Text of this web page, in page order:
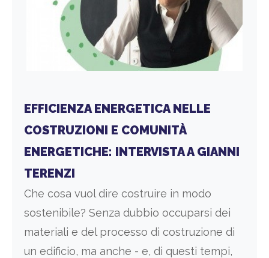
EFFICIENZA ENERGETICA NELLE
COSTRUZIONI E COMUNITÀ
ENERGETICHE: INTERVISTA A GIANNI
TERENZI
Che cosa vuol dire costruire in modo
sostenibile? Senza dubbio occuparsi dei
materiali e del processo di costruzione di
un edificio, ma anche - e, di questi tempi,